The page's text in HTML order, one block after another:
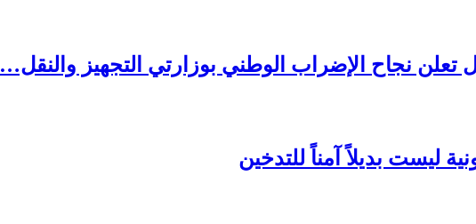
تعلن نجاح الإضراب الوطني بوزارتي التجهيز والنقل…
ليست بديلاً آمناً للتدخين